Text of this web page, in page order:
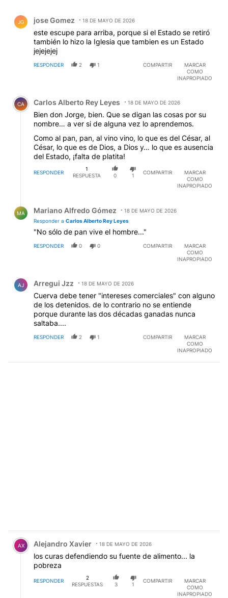
JG jose Gomez 18 DE MAYO DE 2026
este escupe para arriba, porque si el Estado se retiró
también lo hizo la Iglesia que tambien es un Estado
jejejejej
RESPONDER 2 1 COMPARTIR
MARCAR
COMO
INAPROPIADO
Comentario de Carlos Alberto Rey Leyes.
CA Carlos Alberto Rey Leyes 18 DE MAYO DE 2026
Bien don Jorge, bien. Que se digan las cosas por su
nombre… a ver si de alguna vez lo aprendemos.
Como al pan, pan, al vino vino, lo que es del César, al
César, lo que es de Dios, a Dios y… lo que es ausencia
del Estado, ¡falta de platita!
RESPONDER
1
RESPUESTA
0 1
COMPARTIR
MARCAR
COMO
INAPROPIADO
MA Mariano Alfredo Gómez
18 DE MAYO DE 2026
Responder a Carlos Alberto Rey Leyes
"No sólo de pan vive el hombre..."
RESPONDER 0 0 COMPARTIR
MARCAR
COMO
INAPROPIADO
AJ Arregui Jzz 18 DE MAYO DE 2026
Cuerva debe tener "intereses comerciales" con alguno
de los detenidos. de lo contrario no se entiende
porque durante las dos décadas ganadas nunca
saltaba....
RESPONDER 2 1 COMPARTIR
MARCAR
COMO
INAPROPIADO
Comentario de Alejandro Xavier.
AX Alejandro Xavier 18 DE MAYO DE 2026
los curas defendiendo su fuente de alimento... la
pobreza
RESPONDER
2
RESPUESTAS
3 1
COMPARTIR
MARCAR
COMO
INAPROPIADO